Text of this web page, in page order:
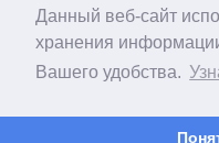
Данный веб-сайт
хранения
Вашего удобства.
Продолжить Отмена